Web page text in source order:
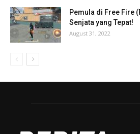
Pemula di Free Fire
Senjata yang Tepat!
August 31, 2022